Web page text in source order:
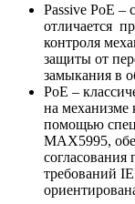
Passive PoE –
отличается
контроля
защиты от
замыкания в
PoE –
на механизме
помощью
MAX5995,
требований